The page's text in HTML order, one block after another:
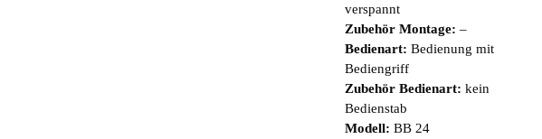
verspannt
Zubehör Montage: –
Bedienart: Bedienung mit
Bediengriff
Zubehör Bedienart: kein
Bedienstab
Modell: BB 24